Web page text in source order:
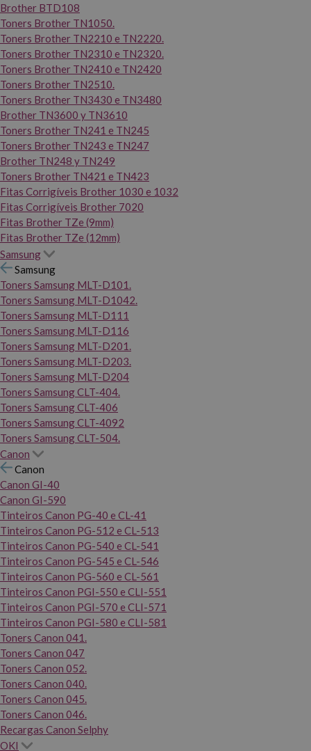
Brother BTD108
Toners Brother TN1050.
Toners Brother TN2210 e TN2220.
Toners Brother TN2310 e TN2320.
Toners Brother TN2410 e TN2420
Toners Brother TN2510.
Toners Brother TN3430 e TN3480
Brother TN3600 y TN3610
Toners Brother TN241 e TN245
Toners Brother TN243 e TN247
Brother TN248 y TN249
Toners Brother TN421 e TN423
Fitas Corrigíveis Brother 1030 e 1032
Fitas Corrigíveis Brother 7020
Fitas Brother TZe (9mm)
Fitas Brother TZe (12mm)
Samsung
Samsung
Toners Samsung MLT-D101.
Toners Samsung MLT-D1042.
Toners Samsung MLT-D111
Toners Samsung MLT-D116
Toners Samsung MLT-D201.
Toners Samsung MLT-D203.
Toners Samsung MLT-D204
Toners Samsung CLT-404.
Toners Samsung CLT-406
Toners Samsung CLT-4092
Toners Samsung CLT-504.
Canon
Canon
Canon GI-40
Canon GI-590
Tinteiros Canon PG-40 e CL-41
Tinteiros Canon PG-512 e CL-513
Tinteiros Canon PG-540 e CL-541
Tinteiros Canon PG-545 e CL-546
Tinteiros Canon PG-560 e CL-561
Tinteiros Canon PGI-550 e CLI-551
Tinteiros Canon PGI-570 e CLI-571
Tinteiros Canon PGI-580 e CLI-581
Toners Canon 041.
Toners Canon 047
Toners Canon 052.
Toners Canon 040.
Toners Canon 045.
Toners Canon 046.
Recargas Canon Selphy
OKI